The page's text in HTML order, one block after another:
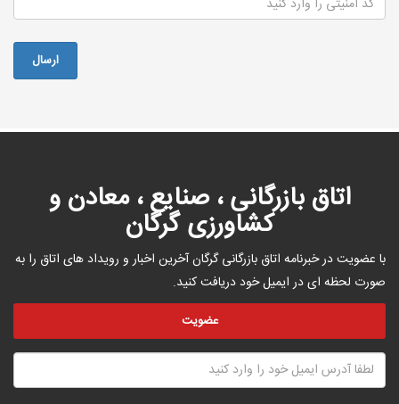
اتاق بازرگانی ، صنایع ، معادن و
کشاورزی گرگان
با عضویت در خبرنامه اتاق بازرگانی گرگان آخرین اخبار و رویداد های اتاق را به
صورت لحظه ای در ایمیل خود دریافت کنید.